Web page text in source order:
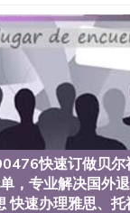
快速订做贝尔
，专业解决国外
快速办理雅思、